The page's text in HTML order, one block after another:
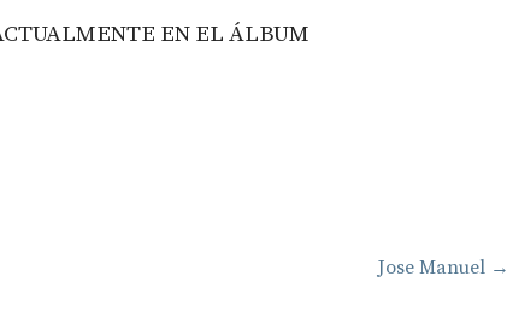
EN EL ÁLBUM
Jose Manuel →